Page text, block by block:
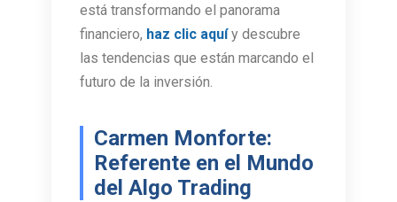
está transformando el panorama
financiero, haz clic aquíy descubre
las tendencias que están marcando el
futuro de la inversión.
Carmen Monforte:
Referente en el Mundo
del Algo Trading